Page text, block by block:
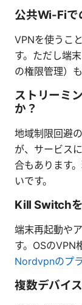
公共Wi-Fiで
VPNを使うこ
す。ただし端
の権限管理）も
ストリーミ
か？
地域制限回避
が、サービス
合もあります
いです。
Kill Switch
端末再起動や
す。OSのVPN
Nordvpnのプラ
複数デバイ